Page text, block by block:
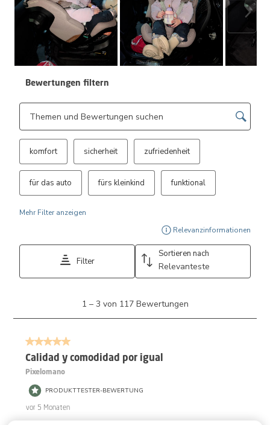
Bewertungen filtern
Suchthemen und Bewertungen Suchregion
komfort sicherheit zufriedenheit
für das auto fürs kleinkind funktional
Mehr Filter anzeigen
Relevanzinformationen
Filter
Sortieren nach
Relevanteste
3
117
Bewertungen.
1 – 3 von 117 Bewertungen
5 von 5 Sternen.
Calidad y comodidad por igual
Pixelomano
PRODUKTTESTER-BEWERTUNG
vor 5 Monaten